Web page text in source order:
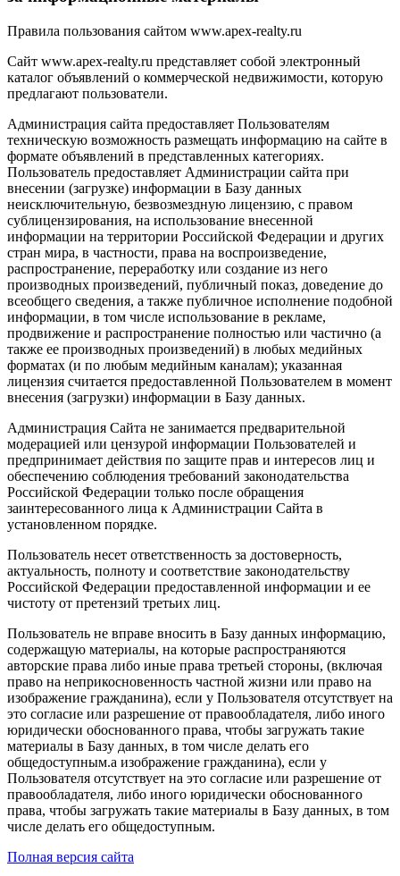
Правила пользования сайтом www.apex-realty.ru
Сайт www.apex-realty.ru представляет собой электронный
каталог объявлений о коммерческой недвижимости, которую
предлагают пользователи.
Администрация сайта предоставляет Пользователям
техническую возможность размещать информацию на сайте в
формате объявлений в представленных категориях.
Пользователь предоставляет Администрации сайта при
внесении (загрузке) информации в Базу данных
неисключительную, безвозмездную лицензию, с правом
сублицензирования, на использование внесенной
информации на территории Российской Федерации и других
стран мира, в частности, права на воспроизведение,
распространение, переработку или создание из него
производных произведений, публичный показ, доведение до
всеобщего сведения, а также публичное исполнение подобной
информации, в том числе использование в рекламе,
продвижение и распространение полностью или частично (а
также ее производных произведений) в любых медийных
форматах (и по любым медийным каналам); указанная
лицензия считается предоставленной Пользователем в момент
внесения (загрузки) информации в Базу данных.
Администрация Сайта не занимается предварительной
модерацией или цензурой информации Пользователей и
предпринимает действия по защите прав и интересов лиц и
обеспечению соблюдения требований законодательства
Российской Федерации только после обращения
заинтересованного лица к Администрации Сайта в
установленном порядке.
Пользователь несет ответственность за достоверность,
актуальность, полноту и соответствие законодательству
Российской Федерации предоставленной информации и ее
чистоту от претензий третьих лиц.
Пользователь не вправе вносить в Базу данных информацию,
содержащую материалы, на которые распространяются
авторские права либо иные права третьей стороны, (включая
право на неприкосновенность частной жизни или право на
изображение гражданина), если у Пользователя отсутствует на
это согласие или разрешение от правообладателя, либо иного
юридически обоснованного права, чтобы загружать такие
материалы в Базу данных, в том числе делать его
общедоступным.а изображение гражданина), если у
Пользователя отсутствует на это согласие или разрешение от
правообладателя, либо иного юридически обоснованного
права, чтобы загружать такие материалы в Базу данных, в том
числе делать его общедоступным.
Полная версия сайта